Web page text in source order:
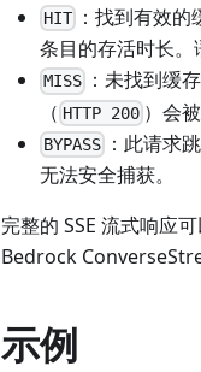
HIT ：找到有效
条目的存活时长
MISS ：未找到缓
（ HTTP 200 ）会
BYPASS ：此请求
无法安全捕获。
完整的 SSE 流式响应
Bedrock
示例